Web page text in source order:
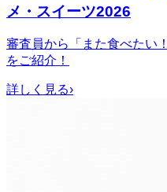
メ・スイーツ2026
審査員から「また食べたい
をご紹介！
詳しく見る›